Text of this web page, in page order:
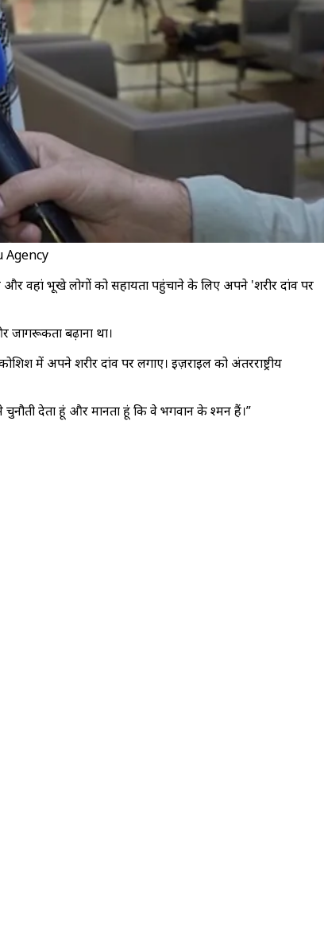
Agency
और वहां भूखे लोगों को सहायता पहुंचाने के लिए अपने 'शरीर दांव पर
जागरूकता बढ़ाना था।
में अपने शरीर दांव पर लगाए। इज़राइल को अंतरराष्ट्रीय
देता हूं और मानता हूं कि वे भगवान के दुश्मन हैं।”